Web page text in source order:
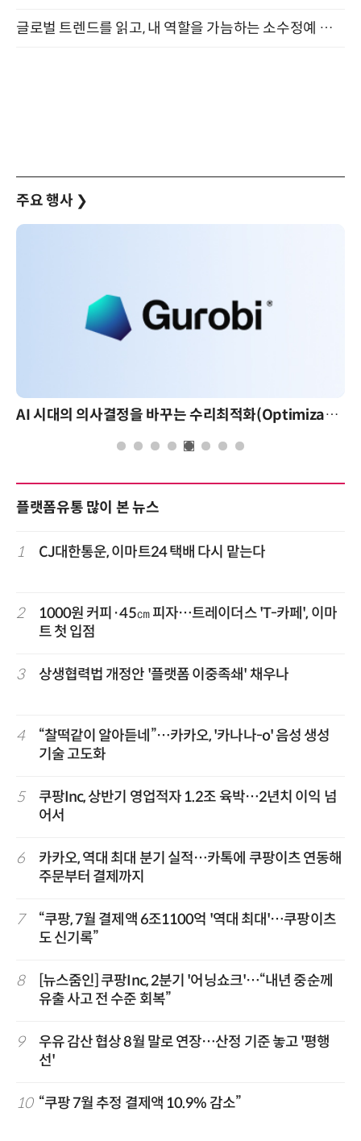
글로벌 트렌드를 읽고, 내 역할을 가늠하는 소수정예 실습 워크숍 (8/28)
주요 행사 ❯
AI 시대의 의사결정을 바꾸는 수리최적화(Optimization): 실제 산업 적용 사례와 활용 전략
플랫폼유통 많이 본 뉴스
1 CJ대한통운, 이마트24 택배 다시 맡는다
2
1000원 커피·45㎝ 피자…트레이더스 'T-카페', 이마
트 첫 입점
3 상생협력법 개정안 '플랫폼 이중족쇄' 채우나
4
“찰떡같이 알아듣네”…카카오, '카나나-o' 음성 생성
기술 고도화
5
쿠팡Inc, 상반기 영업적자 1.2조 육박…2년치 이익 넘
어서
6
카카오, 역대 최대 분기 실적…카톡에 쿠팡이츠 연동해
주문부터 결제까지
7
“쿠팡, 7월 결제액 6조1100억 '역대 최대'…쿠팡이츠
도 신기록”
8
[뉴스줌인] 쿠팡Inc, 2분기 '어닝쇼크'…“내년 중순께
유출 사고 전 수준 회복”
9
우유 감산 협상 8월 말로 연장…산정 기준 놓고 '평행
선'
10 “쿠팡 7월 추정 결제액 10.9% 감소”